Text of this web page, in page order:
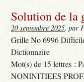
Solution de la
20 septembre 2025, par
Grille No 6996
Dictionnaire
Mot(s) de 15 lettres :
NONINITIEES